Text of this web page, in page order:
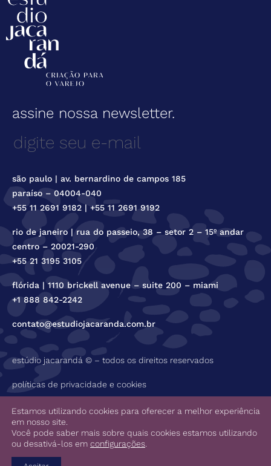
assine nossa newsletter.
são paulo | av. bernardino de campos 185
paraíso – 04004-040
+55 11 2691 9182 | +55 11 2691 9192
rio de janeiro | rua do passeio, 38 – setor 2 – 15º andar
centro – 20021-290
+55 21 3195 3105
flórida | 1110 brickell avenue – suite 200 – miami
+1 888 842-2242
contato@estudiojacaranda.com.br
estúdio jacarandá © – todos os direitos reservados
políticas de privacidade e cookies
código de ética
Estamos utilizando cookies para oferecer a melhor experiência
em nosso site.
Você pode saber mais sobre quais cookies estamos utilizando
ou desativá-los em configurações